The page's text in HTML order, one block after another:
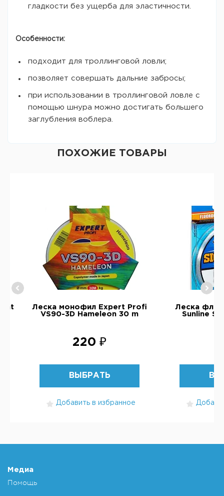
гладкости без ущерба для эластичности.
Особенности:
подходит для троллинговой ловли;
позволяет совершать дальние забросы;
при использовании в троллинговой ловле с
помощью шнура можно достигать большего
заглубления воблера.
ПОХОЖИЕ ТОВАРЫ
Леска монофил Expert Profi
VS90-3D Hameleon 30 m
220 ₽
ВЫБРАТЬ
Добавить в избранное
Леска
Sunline
Медиа
Помощь